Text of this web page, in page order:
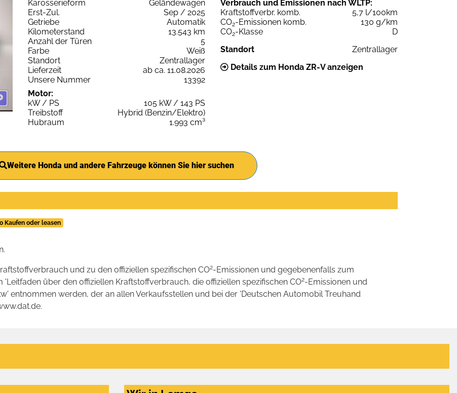
Karosserieform
Geländewagen
Erst-Zul.
Sep / 2025
Getriebe
Automatik
Kilometerstand
13.543 km
Anzahl der Türen
5
Farbe
Weiß
Standort
Zentrallager
Lieferzeit
ab ca. 11.08.2026
Unsere Nummer
13392
Motor:
kW / PS
105 kW / 143 PS
Treibstoff
Hybrid (Benzin/Elektro)
Hubraum
1.993 cm³
Verbrauch und Emissionen nach WLTP:
Kraftstoffverbr. komb.
5,7 l/100km
CO2-Emissionen komb.
130 g/km
CO2-Klasse
D
Standort
Zentrallager
Details zum Honda ZR-V anzeigen
Weitere Honda und andere Fahrzeuge können Sie hier suchen
Kaufen oder leasen
und zu den offiziellen spezifischen CO2-Emissionen und gegebenenfalls zum
über den offiziellen Kraftstoffverbrauch, die offiziellen spezifischen CO2-Emissionen und
entnommen werden, der an allen Verkaufsstellen und bei der 'Deutschen Automobil Treuhand